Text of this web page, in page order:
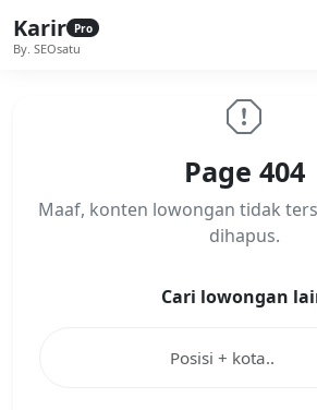
Karir Pro
By. SEOsatu
Page 404
Maaf, konten lowongan tidak
dihapus.
Cari lowongan